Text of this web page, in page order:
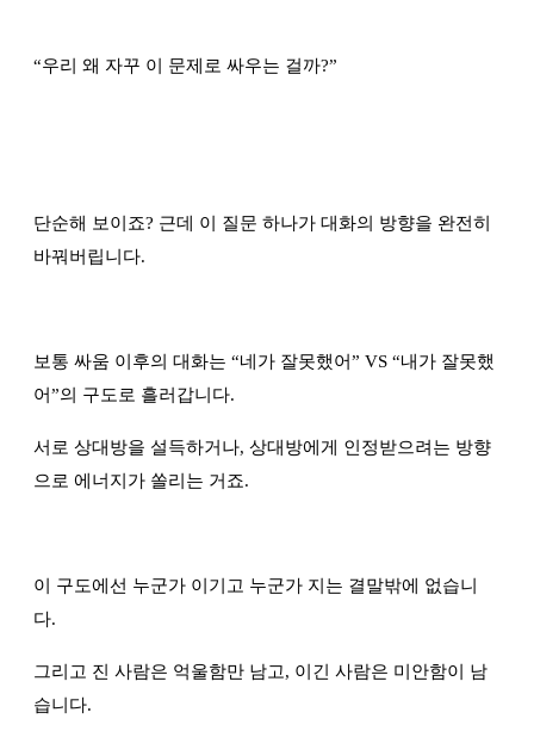
“우리 왜 자꾸 이 문제로 싸우는 걸까?”
단순해 보이죠? 근데 이 질문 하나가 대화의 방향을 완전히
바꿔버립니다.
보통 싸움 이후의 대화는 “네가 잘못했어” VS “내가 잘못했
어”의 구도로 흘러갑니다.
서로 상대방을 설득하거나, 상대방에게 인정받으려는 방향
으로 에너지가 쏠리는 거죠.
이 구도에선 누군가 이기고 누군가 지는 결말밖에 없습니
다.
그리고 진 사람은 억울함만 남고, 이긴 사람은 미안함이 남
습니다.